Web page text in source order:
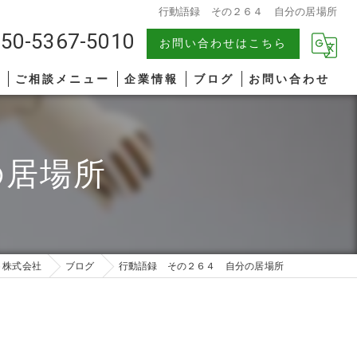
行動語録 その２６４ 自分の居場所
5367-5010 お問い合わせはこちら
ご相談メニュー
AIコンサルティング
ファシリテーション
企業情報
著書一覧
ブログ お問い合わせ
場所
式会社 ブログ 行動語録 その２６４ 自分の居場所